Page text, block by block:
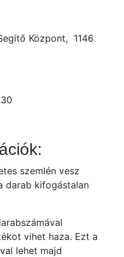
Központ, 1146
szemlén vesz
darab kifogástalan
vihet haza. Ezt a
lehet majd